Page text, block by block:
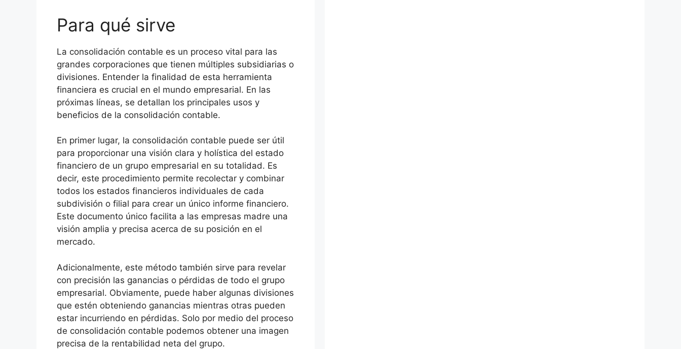
Para qué sirve
La consolidación contable es un proceso vital para las
grandes corporaciones que tienen múltiples subsidiarias o
divisiones. Entender la finalidad de esta herramienta
financiera es crucial en el mundo empresarial. En las
próximas líneas, se detallan los principales usos y
beneficios de la consolidación contable.
En primer lugar, la consolidación contable puede ser útil
para proporcionar una visión clara y holística del estado
financiero de un grupo empresarial en su totalidad. Es
decir, este procedimiento permite recolectar y combinar
todos los estados financieros individuales de cada
subdivisión o filial para crear un único informe financiero.
Este documento único facilita a las empresas madre una
visión amplia y precisa acerca de su posición en el
mercado.
Adicionalmente, este método también sirve para revelar
con precisión las ganancias o pérdidas de todo el grupo
empresarial. Obviamente, puede haber algunas divisiones
que estén obteniendo ganancias mientras otras pueden
estar incurriendo en pérdidas. Solo por medio del proceso
de consolidación contable podemos obtener una imagen
precisa de la rentabilidad neta del grupo.